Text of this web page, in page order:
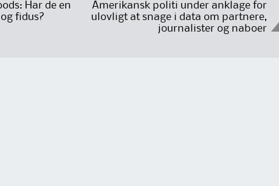
Har de en
fidus?
Amerikansk politi under anklage for
ulovligt at snage i data om partnere,
journalister og naboer